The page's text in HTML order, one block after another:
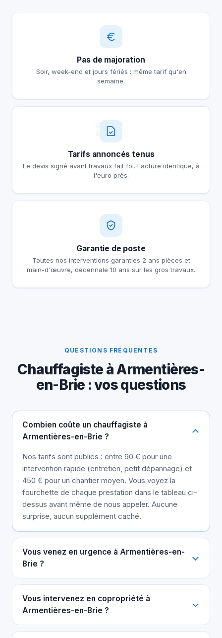
Pas de majoration
Soir, week-end et jours fériés : même tarif qu'en
semaine.
Tarifs annoncés tenus
Le devis signé avant travaux fait foi. Facture identique, à
l'euro près.
Garantie de poste
Toutes nos interventions garanties 2 ans pièces et
main-d'œuvre, décennale 10 ans sur les gros travaux.
QUESTIONS FRÉQUENTES
Chauffagiste à Armentières-
en-Brie : vos questions
Combien coûte un chauffagiste à
Armentières-en-Brie ?
Nos tarifs sont publics : entre 90 € pour une
intervention rapide (entretien, petit dépannage) et
450 € pour un chantier moyen. Vous voyez la
fourchette de chaque prestation dans le tableau ci-
dessus avant même de nous appeler. Aucune
surprise, aucun supplément caché.
Vous venez en urgence à Armentières-en-
Brie ?
Vous intervenez en copropriété à
Armentières-en-Brie ?